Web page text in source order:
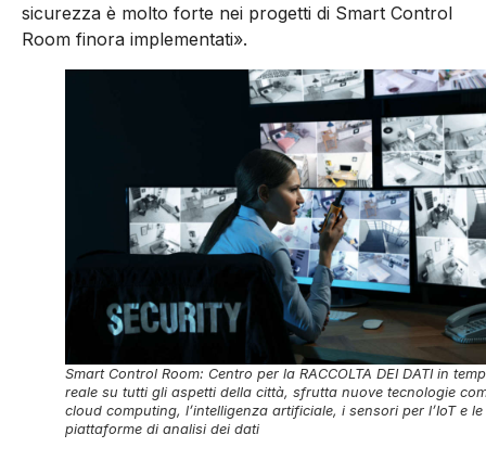
sicurezza è molto forte nei progetti di Smart Control
Room finora implementati».
Smart Control Room: Centro per la RACCOLTA DEI DATI in
reale su tutti gli aspetti della città, sfrutta nuove tecnologie
cloud computing, l’intelligenza artificiale, i sensori per l’IoT e le
piattaforme di analisi dei dati